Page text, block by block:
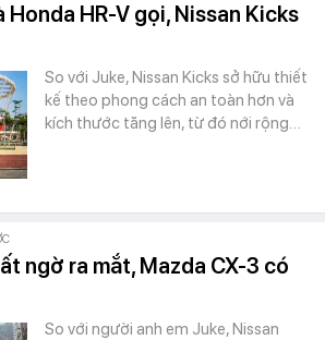
Honda HR-V gọi, Nissan Kicks
So với Juke, Nissan Kicks sở hữu thiết
kế theo phong cách an toàn hơn và
kích thước tăng lên, từ đó nới rộng…
ngờ ra mắt, Mazda CX-3 có
So với người anh em Juke, Nissan